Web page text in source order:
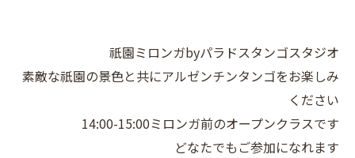
祇園ミロンガbyパラドスタンゴスタジオ
素敵な祇園の景色と共にアルゼンチンタンゴをお楽しみ
ください
14:00-15:00ミロンガ前のオープンクラスです
どなたでもご参加になれます